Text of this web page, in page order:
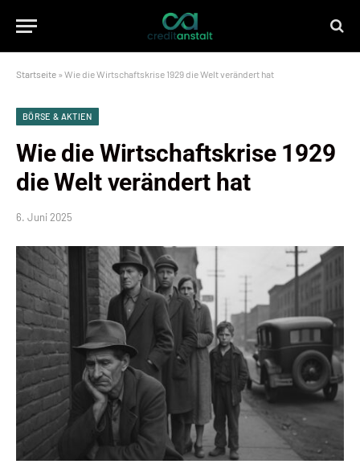
Startseite » Wie die Wirtschaftskrise 1929 die Welt verändert hat
BÖRSE & AKTIEN
Wie die Wirtschaftskrise 1929
die Welt verändert hat
6. Juni 2025